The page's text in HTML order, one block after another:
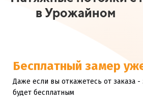
в Урожайном
Бесплатный замер
Даже если вы откажетесь от заказа -
будет бесплатным